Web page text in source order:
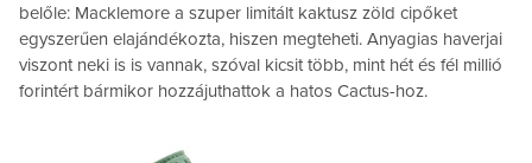
belőle: Macklemore a szuper limitált kaktusz zöld cipőket
egyszerűen elajándékozta, hiszen megteheti. Anyagias haverjai
viszont neki is is vannak, szóval kicsit több, mint hét és fél millió
forintért bármikor hozzájuthattok a hatos Cactus-hoz.